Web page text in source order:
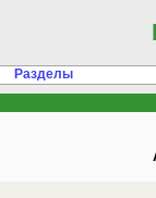
Разделы